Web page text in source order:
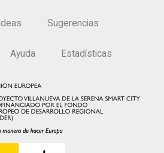
Ideas Sugerencias
Ayuda Estadísticas